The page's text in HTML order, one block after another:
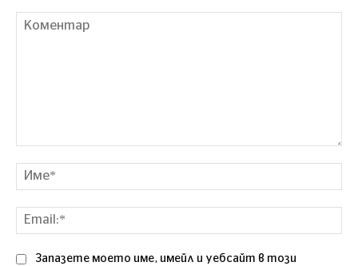
Запазете моето име, имейл и уебсайт в този